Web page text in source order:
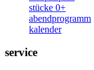
stücke 0+
abendprogramm
kalender
service